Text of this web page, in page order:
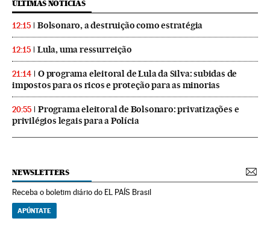
ÚLTIMAS NOTICIAS
12:15 Bolsonaro, a destruição como estratégia
12:15 Lula, uma ressurreição
21:14
O programa eleitoral de Lula da Silva: subidas de
impostos para os ricos e proteção para as minorias
20:55
Programa eleitoral de Bolsonaro: privatizações e
privilégios legais para a Polícia
NEWSLETTERS
Receba o boletim diário do EL PAÍS Brasil
APÚNTATE